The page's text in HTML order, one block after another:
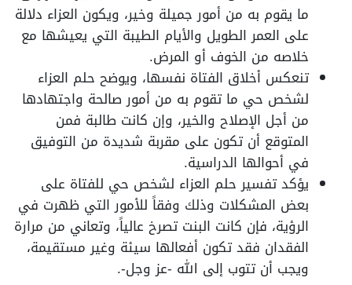
ما يقوم به من أمور جميلة وخير، ويكون العزاء دلالة
على العمر الطويل والأيام الطيبة التي يعيشها مع
خلاصه من الخوف أو المرض.
تنعكس أخلاق الفتاة نفسها، ويوضح حلم العزاء
لشخص حي ما تقوم به من أمور صالحة واجتهادها
من أجل الإصلاح والخير، وإن كانت طالبة فمن
المتوقع أن تكون على مقربة شديدة من التوفيق
في أحوالها الدراسية.
يؤكد تفسير حلم العزاء لشخص حي للفتاة على
بعض المشكلات وذلك وفقاً للأمور التي ظهرت في
الرؤية، فإن كانت البنت تصرخ عالياً، وتعاني من مرارة
الفقدان فقد تكون أفعالها سيئة وغير مستقيمة،
ويجب أن تتوب إلى الله -عز وجل-.